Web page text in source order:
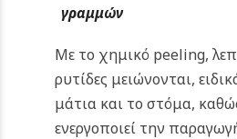
γραμμών
Με το χημικό peeling,
ρυτίδες μειώνονται,
μάτια και το στόμα,
ενεργοποιεί την